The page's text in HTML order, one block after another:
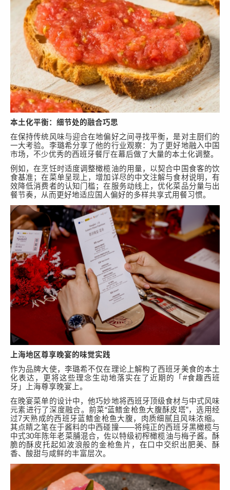
本土化平衡：细节处的融合巧思
在保持传统风味与迎合在地偏好之间寻找平衡，是对主厨们 的
一大考验。 李璐希分享了他的行业观察：为了更好地融入中国
市场，不少优秀的西班牙餐厅在幕后做了大量的本土化调整。
例如，在烹饪时适度调整橄榄油的用量，以契合中国食客的饮
食基准；在菜单呈现上，增加详尽的中文注解与食材说明，有
效降低消费者的认知门槛；在服务动线上，优化菜品分量与出
餐节奏，从而更好地适应国人偏好的多样共享式用餐习惯。
上海地区尊享晚宴的味觉实践
作为品牌大使， 李璐希不仅在理论上解构了西班牙美食的本土
化表达，更将这些理念生动地落实在了近期的「 #食趣西班
牙」上海尊享晚宴上。
在晚宴菜单的设计中，他巧妙地将西班牙顶级食材与中式风味
元素进行了深度融合。前菜“蓝鳍金枪鱼大腹酥皮塔”，选用经
过7天熟成的西班牙蓝鳍金枪鱼大腹，肉质细腻且风味浓缩。
其点睛之笔在于酱料的中西碰撞——将纯正的西班牙黑橄榄与
中式30年陈年老菜脯混合，佐以特级初榨橄榄油与梅子酱。酥
脆的酥皮托起如波浪般的金枪鱼片，在口中交织出肥美、酥
香、酸甜与咸鲜的丰富层次。